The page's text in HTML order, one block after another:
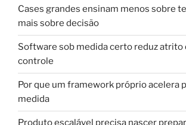
Cases grandes ensinam menos sobre
mais sobre decisão
Software sob medida certo reduz atrito
controle
Por que um framework próprio acelera
medida
Produto escalável precisa nascer